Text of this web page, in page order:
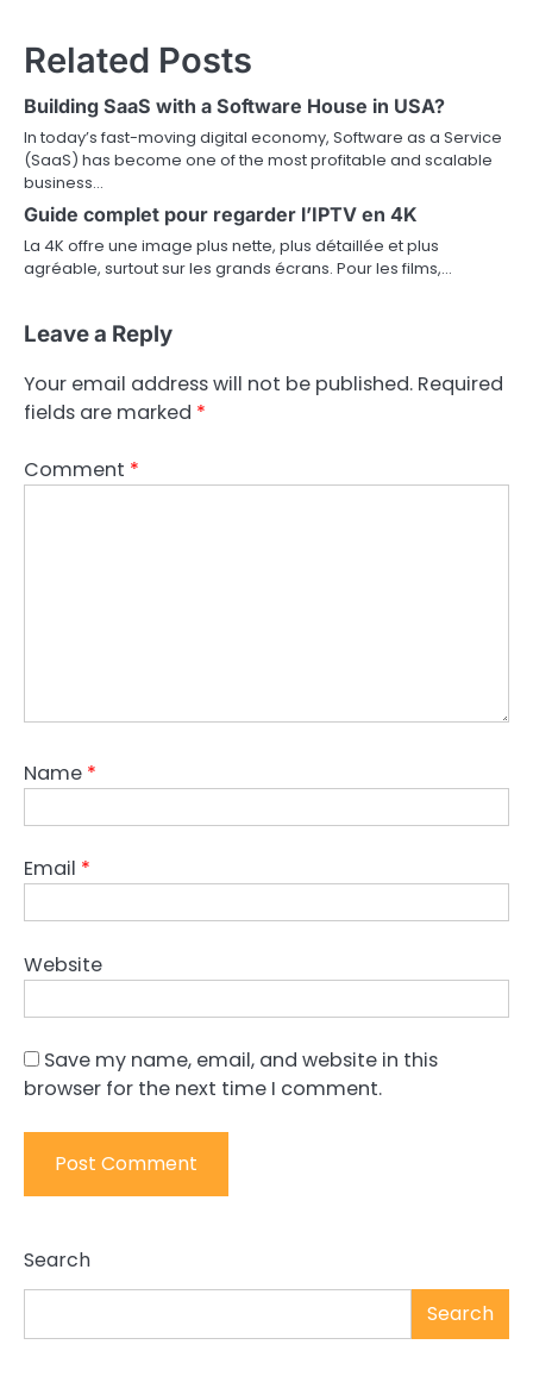
Related Posts
Building SaaS with a Software House in USA?
In today’s fast-moving digital economy, Software as a Service
(SaaS) has become one of the most profitable and scalable
business…
Guide complet pour regarder l’IPTV en 4K
La 4K offre une image plus nette, plus détaillée et plus
agréable, surtout sur les grands écrans. Pour les films,…
Leave a Reply
Your email address will not be published. Required
fields are marked *
Comment *
Name *
Email *
Website
Save my name, email, and website in this
browser for the next time I comment.
Search
Search